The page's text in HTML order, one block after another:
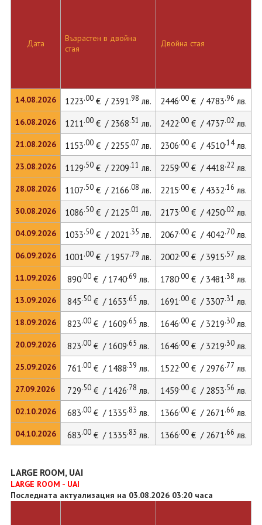
Дата
14.08.2026
16.08.2026
21.08.2026
23.08.2026
28.08.2026
30.08.2026
04.09.2026
06.09.2026
11.09.2026
13.09.2026
18.09.2026
20.09.2026
25.09.2026
27.09.2026
02.10.2026
04.10.2026
Възрастен в двойна
стая
Двойна стая
1223.00€ / 2391.98 лв. 2446.00€ / 4783.96 лв.
1211.00€ / 2368.51 лв. 2422.00€ / 4737.02 лв.
1153.00€ / 2255.07 лв. 2306.00€ / 4510.14лв.
1129.50€ / 2209.11 лв. 2259.00€ / 4418.22 лв.
1107.50€ / 2166.08 лв. 2215.00€ / 4332.16 лв.
1086.50€ / 2125.01 лв. 2173.00€ / 4250.02 лв.
1033.50€ / 2021.35 лв. 2067.00€ / 4042.70лв.
1001.00€ / 1957.79 лв. 2002.00€ / 3915.57 лв.
890.00€ / 1740.69 лв. 1780.00€ / 3481.38 лв.
845.50€ / 1653.65 лв. 1691.00€ / 3307.31 лв.
823.00€ / 1609.65 лв. 1646.00€ / 3219.30лв.
823.00€ / 1609.65 лв. 1646.00€ / 3219.30лв.
761.00€ / 1488.39 лв. 1522.00€ / 2976.77 лв.
729.50€ / 1426.78 лв. 1459.00€ / 2853.56 лв.
683.00€ / 1335.83 лв. 1366.00€ / 2671.66 лв.
683.00€ / 1335.83 лв. 1366.00€ / 2671.66 лв.
LARGE ROOM, UAI
LARGE ROOM - UAI
Последната актуализация на 03.08.2026 03:20 часа